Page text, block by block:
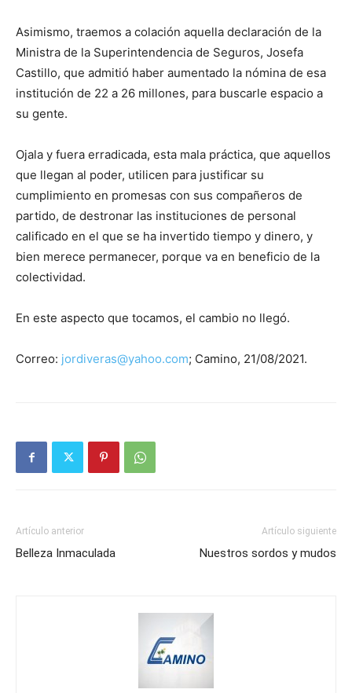
Asimismo, traemos a colación aquella declaración de la
Ministra de la Superintendencia de Seguros, Josefa
Castillo, que admitió haber aumentado la nómina de esa
institución de 22 a 26 millones, para buscarle espacio a
su gente.
Ojala y fuera erradicada, esta mala práctica, que aquellos
que llegan al poder, utilicen para justificar su
cumplimiento en promesas con sus compañeros de
partido, de destronar las instituciones de personal
calificado en el que se ha invertido tiempo y dinero, y
bien merece permanecer, porque va en beneficio de la
colectividad.
En este aspecto que tocamos, el cambio no llegó.
Correo: jordiveras@yahoo.com; Camino, 21/08/2021.
Artículo anterior
Belleza Inmaculada
Artículo siguiente
Nuestros sordos y mudos